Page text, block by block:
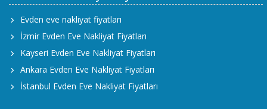
Evden eve nakliyat fiyatları
İzmir Evden Eve Nakliyat Fiyatları
Kayseri Evden Eve Nakliyat Fiyatları
Ankara Evden Eve Nakliyat Fiyatları
İstanbul Evden Eve Nakliyat Fiyatları